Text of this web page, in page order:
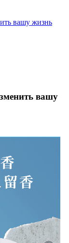
вашу жизнь
вашу